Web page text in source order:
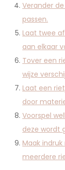
Verander
passen.
Laat twee
aan elkaar
Tover een
wijze
Laat een
door
Voorspel
deze wordt
Maak
meerdere